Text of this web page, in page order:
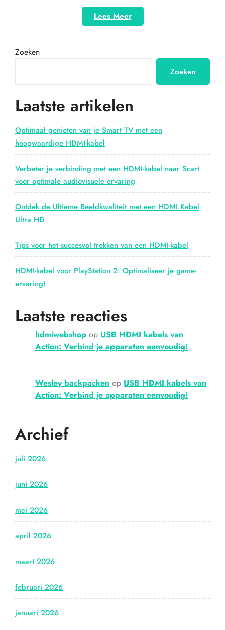
Lees Meer“HDMI
naar
RCA:
perfecte
voor
verbinden
moderne
en
Zoeken
Zoeken
Laatste artikelen
Optimaal genieten van je Smart TV met een
hoogwaardige HDMI-kabel
Verbeter je verbinding met een HDMI-kabel naar Scart
voor optimale audiovisuele ervaring
Ontdek de Ultieme Beeldkwaliteit met een HDMI Kabel
Ultra HD
Tips voor het succesvol trekken van een HDMI-kabel
HDMI-kabel voor PlayStation 2: Optimaliseer je game-
ervaring!
Laatste reacties
hdmiwebshop op USB HDMI kabels van
Action: Verbind je apparaten eenvoudig!
Wesley backpacken op USB HDMI kabels van
Action: Verbind je apparaten eenvoudig!
Archief
juli 2026
juni 2026
mei 2026
april 2026
maart 2026
februari 2026
januari 2026